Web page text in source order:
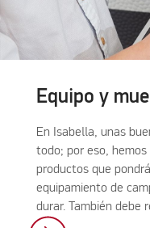
Equipo y
En Isabella, unas
todo; por eso,
productos que
equipamiento de
durar. También debe